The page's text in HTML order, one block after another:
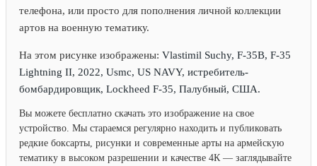
телефона, или просто для пополнения личной коллекции
артов на военную тематику.
На этом рисунке изображены: Vlastimil Suchy, F-35B, F-35
Lightning II, 2022, Usmc, US NAVY, истребитель-
бомбардировщик, Lockheed F-35, Палубный, США.
Вы можете бесплатно скачать это изображение на свое
устройство. Мы стараемся регулярно находить и публиковать
редкие боксарты, рисунки и современные арты на армейскую
тематику в высоком разрешении и качестве 4К — заглядывайте